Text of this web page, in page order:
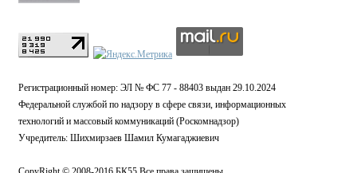
Регистрационный номер: ЭЛ № ФС 77 - 88403 выдан 29.10.2024
Федеральной службой по надзору в сфере связи, информационных
технологий и массовый коммуникаций (Роскомнадзор)
Учредитель: Шихмирзаев Шамил Кумагаджиевич